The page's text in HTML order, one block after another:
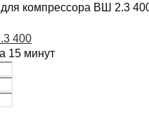
компрессора ВШ 2.3
400
15 минут